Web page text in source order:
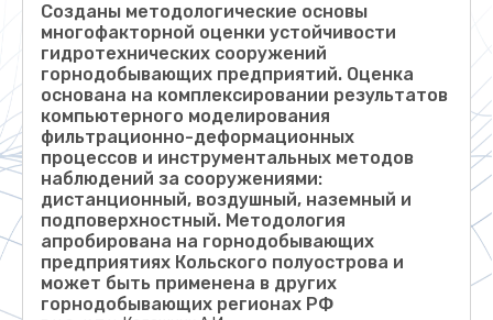
Созданы методологические основы
многофакторной оценки устойчивости
гидротехнических сооружений
горнодобывающих предприятий. Оценка
основана на комплексировании результатов
компьютерного моделирования
фильтрационно-деформационных
процессов и инструментальных методов
наблюдений за сооружениями:
дистанционный, воздушный, наземный и
подповерхностный. Методология
апробирована на горнодобывающих
предприятиях Кольского полуострова и
может быть применена в других
горнодобывающих регионах РФ